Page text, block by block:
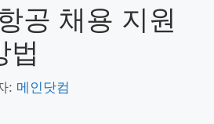
공 채용 지원
법
: 메인닷컴